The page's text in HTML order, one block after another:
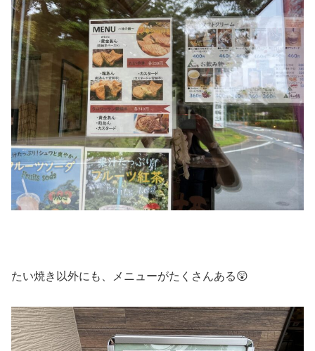
たい焼き以外にも、メニューがたくさんある😲